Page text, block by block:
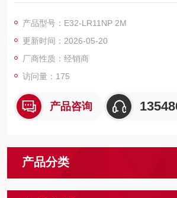
严苛要求的场景设计
产品型号：E32-LR11NP 2M
更新时间：2026-05-20
厂商性质：经销商
访问量：175
产品咨询
产品分类